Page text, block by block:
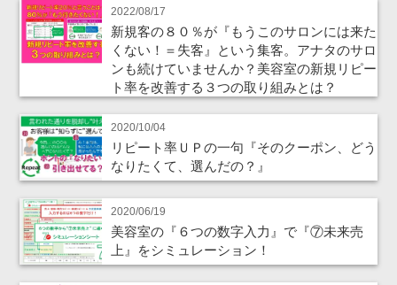
2022/08/17
新規客の８０％が『もうこのサロンには来た
くない！＝失客』という集客。アナタのサロ
ンも続けていませんか？美容室の新規リピー
ト率を改善する３つの取り組みとは？
2020/10/04
リピート率ＵＰの一句『そのクーポン、どう
なりたくて、選んだの？』
2020/06/19
美容室の『６つの数字入力』で『⑦未来売
上』をシミュレーション！